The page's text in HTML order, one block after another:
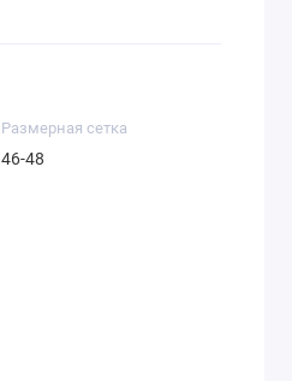
Размерная сетка
46-48